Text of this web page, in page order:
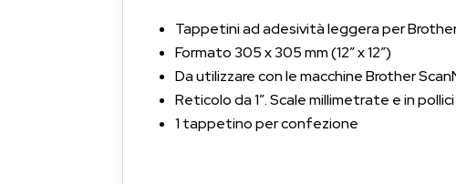
Tappetini ad adesività leggera per
Formato 305 x 305 mm (12″ x 12″)
Da utilizzare con le macchine Brother
Reticolo da 1″. Scale millimetrate e in
1 tappetino per confezione